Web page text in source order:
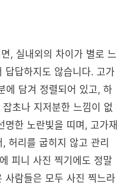
, 실내외의 차이가 별로 느
답답하지도 않습니다. 고가
에 담겨 정렬되어 있고, 하
초나 지저분한 느낌이 없
한 노란빛을 띠며, 고가재
허리를 굽히지 않고 관리
피니 사진 찍기에도 정말
사람들은 모두 사진 찍느라